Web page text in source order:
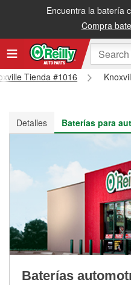
Encuentra la batería
Compra
Recibe tu orden gratis al día
Tienda #1016
Detalles
Baterías para
Baterías